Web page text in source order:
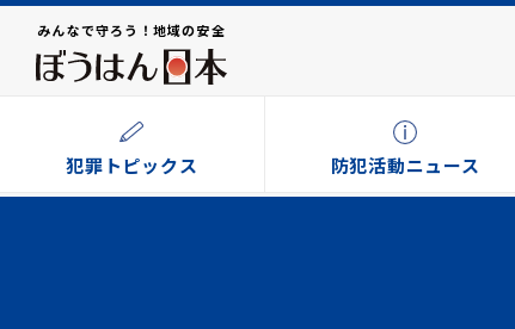
みんなで守ろう！地域の安全
犯罪トピックス 防犯活動ニュース